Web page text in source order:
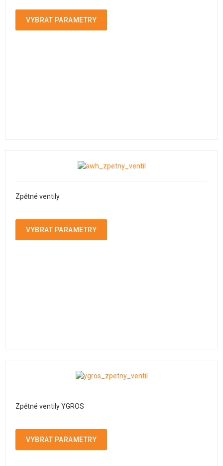
VYBRAT PARAMETRY
Zpětné ventily
VYBRAT PARAMETRY
Zpětné ventily YGROS
VYBRAT PARAMETRY